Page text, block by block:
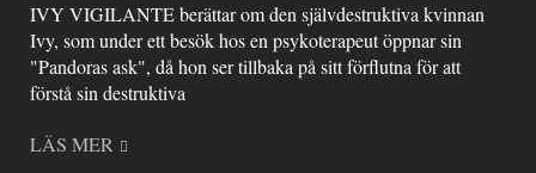
IVY VIGILANTE berättar om den självdestruktiva kvinnan
Ivy, som under ett besök hos en psykoterapeut öppnar sin
"Pandoras ask", då hon ser tillbaka på sitt förflutna för att
förstå sin destruktiva
LÄS MER